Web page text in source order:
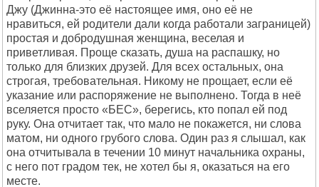
Джу (Джинна-это её настоящее имя, оно её не
нравиться, ей родители дали когда работали заграницей)
простая и добродушная женщина, веселая и
приветливая. Проще сказать, душа на распашку, но
только для близких друзей. Для всех остальных, она
строгая, требовательная. Никому не прощает, если её
указание или распоряжение не выполнено. Тогда в неё
вселяется просто «БЕС», берегись, кто попал ей под
руку. Она отчитает так, что мало не покажется, ни слова
матом, ни одного грубого слова. Один раз я слышал, как
она отчитывала в течении 10 минут начальника охраны,
с него пот градом тек, не хотел бы я, оказаться на его
месте.